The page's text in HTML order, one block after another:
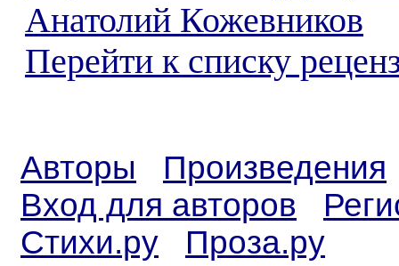
Анатолий Кожевников
Перейти к списку
Авторы
Произведения
Вход для авторов
Стихи.ру
Проза.ру